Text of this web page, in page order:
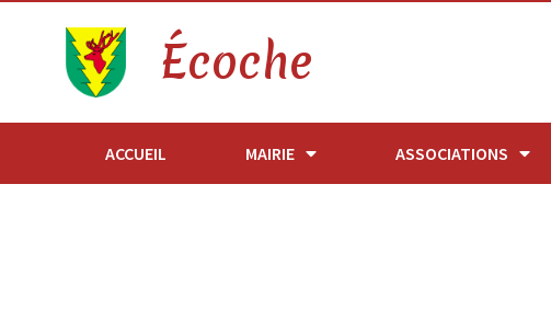
Écoche
ACCUEIL MAIRIE ASSOCIATIONS